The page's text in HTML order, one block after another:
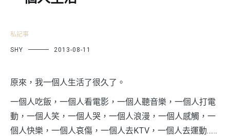
私記事
SHY 2013-08-11
原來，我一個人生活了很久了。
一個人吃飯，一個人看電影，一個人聽音樂，一個人打電
動，一個人笑，一個人哭，一個人浪漫，一個人感觸，一
個人快樂，一個人哀傷，一個人去KTV，一個人去運動……